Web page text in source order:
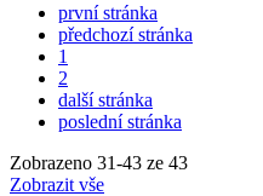
první stránka
předchozí stránka
1
2
další stránka
poslední stránka
Zobrazeno 31-43 ze 43
Zobrazit vše